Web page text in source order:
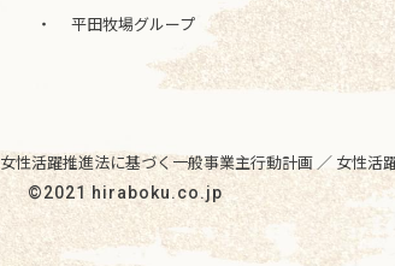
平田牧場グループ
女性活躍推進法に基づく一般事業主行動計画 ／ 女性活
©2021 hiraboku.co.jp